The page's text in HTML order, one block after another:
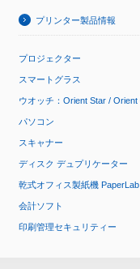
プリンター製品情報
プロジェクター
スマートグラス
ウオッチ：Orient Star / Orient
パソコン
スキャナー
ディスク デュプリケーター
乾式オフィス製紙機 PaperLab
会計ソフト
印刷管理セキュリティー